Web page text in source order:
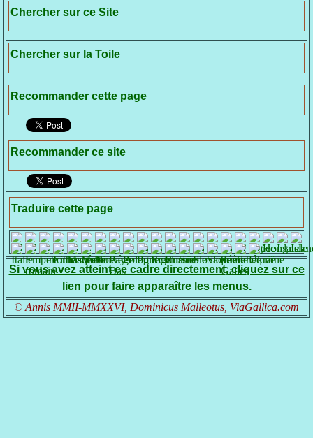
Chercher sur ce Site
Chercher sur la Toile
Recommander cette page
Recommander ce site
Traduire cette page
Si vous avez atteint ce cadre directement, cliquez sur ce
lien pour faire apparaître les menus.
© Annis MMII-MMXXVI, Dominicus Malleotus, ViaGallica.com